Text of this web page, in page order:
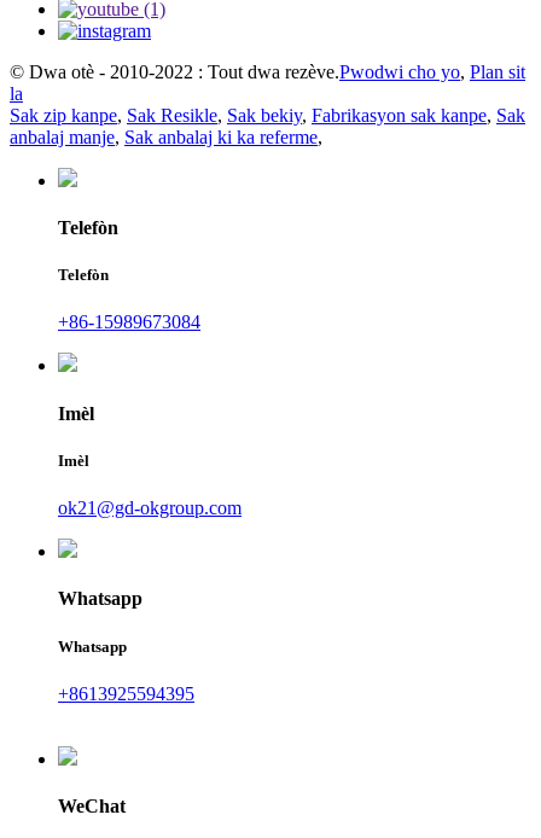
© Dwa otè - 2010-2022 : Tout dwa rezève.Pwodwi cho yo, Plan sit
la
Sak zip kanpe, Sak Resikle, Sak bekiy, Fabrikasyon sak kanpe, Sak
anbalaj manje, Sak anbalaj ki ka referme,
Telefòn
Telefòn
+86-15989673084
Imèl
Imèl
ok21@gd-okgroup.com
Whatsapp
Whatsapp
+8613925594395
WeChat